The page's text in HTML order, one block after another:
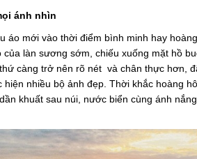
ánh nhìn
áo mới vào thời điểm bình minh hay
của làn sương sớm, chiếu xuống mặt hồ
càng trở nên rõ nét và chân thực hơn,
nhiều bộ ảnh đẹp. Thời khắc hoàng
khuất sau núi, nước biển cùng ánh